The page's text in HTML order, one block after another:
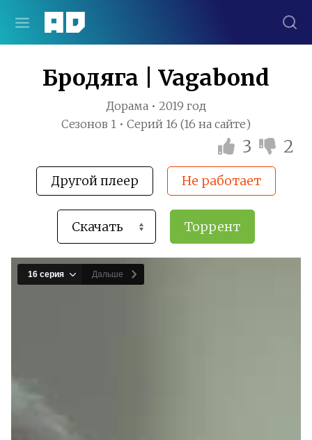
Бродяга | Vagabond
Дорама • 2019 год
Сезонов 1 • Серий 16 (16 на сайте)
3 2
Другой плеер Не работает
Торрент